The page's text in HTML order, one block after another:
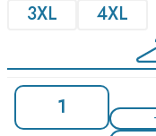
3XL
4XL